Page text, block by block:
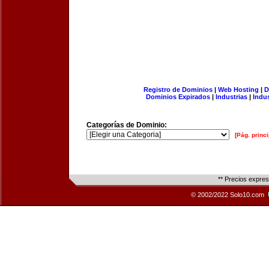
Registro de Dominios| Web Hosting |
Dominios Expirados | Industrias |
Categorías de Dominio:
[Pág.
** Precios
© 2002/2022 Solo10.com